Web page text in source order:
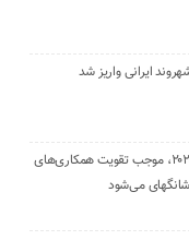
سردار جوانی: رزمایش سهند ۲۰۲۵، موجب تقویت همکاری‌های
می‌شود